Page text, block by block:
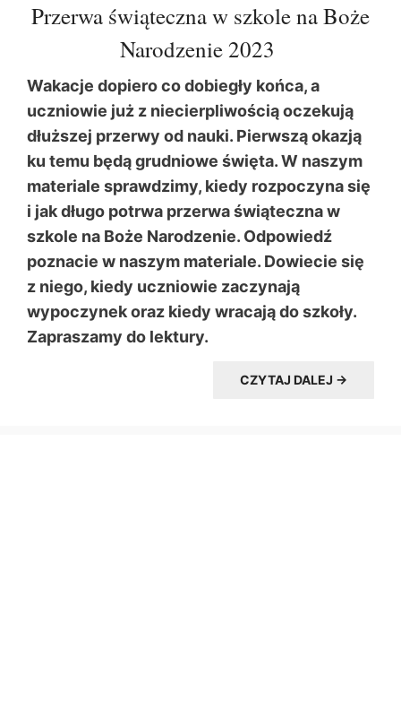
Przerwa świąteczna w szkole na Boże
Narodzenie 2023
Wakacje dopiero co dobiegły końca, a
uczniowie już z niecierpliwością oczekują
dłuższej przerwy od nauki. Pierwszą okazją
ku temu będą grudniowe święta. W naszym
materiale sprawdzimy, kiedy rozpoczyna się
i jak długo potrwa przerwa świąteczna w
szkole na Boże Narodzenie. Odpowiedź
poznacie w naszym materiale. Dowiecie się
z niego, kiedy uczniowie zaczynają
wypoczynek oraz kiedy wracają do szkoły.
Zapraszamy do lektury.
CZYTAJ DALEJ →